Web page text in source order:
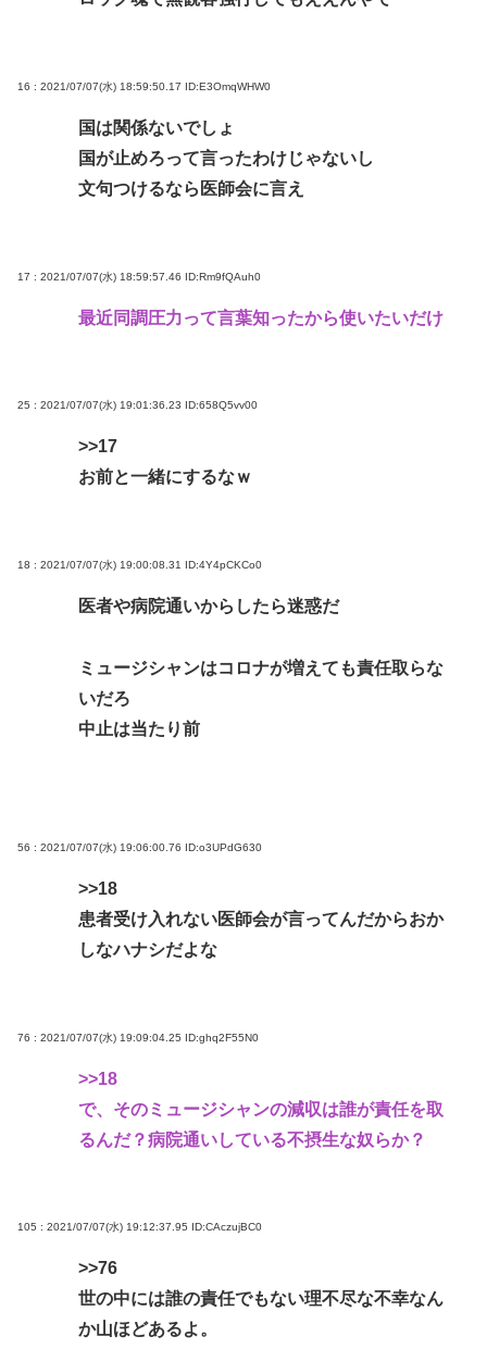
16 : 2021/07/07(水) 18:59:50.17 ID:E3OmqWHW0
国は関係ないでしょ
国が止めろって言ったわけじゃないし
文句つけるなら医師会に言え
17 : 2021/07/07(水) 18:59:57.46 ID:Rm9fQAuh0
最近同調圧力って言葉知ったから使いたいだけ
25 : 2021/07/07(水) 19:01:36.23 ID:658Q5vv00
>>17
お前と一緒にするなｗ
18 : 2021/07/07(水) 19:00:08.31 ID:4Y4pCKCo0
医者や病院通いからしたら迷惑だ
ミュージシャンはコロナが増えても責任取らな
いだろ
中止は当たり前
56 : 2021/07/07(水) 19:06:00.76 ID:o3UPdG630
>>18
患者受け入れない医師会が言ってんだからおか
しなハナシだよな
76 : 2021/07/07(水) 19:09:04.25 ID:ghq2F55N0
>>18
で、そのミュージシャンの減収は誰が責任を取
るんだ？病院通いしている不摂生な奴らか？
105 : 2021/07/07(水) 19:12:37.95 ID:CAczujBC0
>>76
世の中には誰の責任でもない理不尽な不幸なん
か山ほどあるよ。